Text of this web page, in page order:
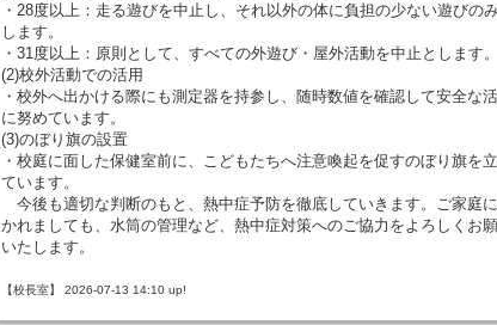
・28度以上：走る遊びを中止し、それ以外の体に負担の少ない遊びの
します。
・31度以上：原則として、すべての外遊び・屋外活動を中止とします。
(2)校外活動での活用
・校外へ出かける際にも測定器を持参し、随時数値を確認して安全な
に努めています。
(3)のぼり旗の設置
・校庭に面した保健室前に、こどもたちへ注意喚起を促すのぼり旗を
ています。
今後も適切な判断のもと、熱中症予防を徹底していきます。ご家庭
かれましても、水筒の管理など、熱中症対策へのご協力をよろしくお
いたします。
【校長室】 2026-07-13 14:10 up!